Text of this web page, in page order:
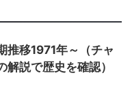
推移1971年～（チャ
解説で歴史を確認）